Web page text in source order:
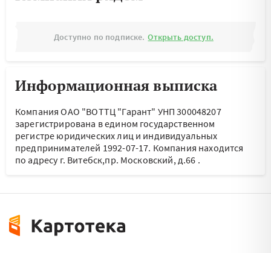
Доступно по подписке. Открыть доступ.
Информационная выписка
Компания ОАО "ВОТТЦ "Гарант" УНП 300048207
зарегистрирована в едином государственном
регистре юридических лиц и индивидуальных
предпринимателей 1992-07-17. Компания находится
по адресу г. Витебск,пр. Московский, д.66 .